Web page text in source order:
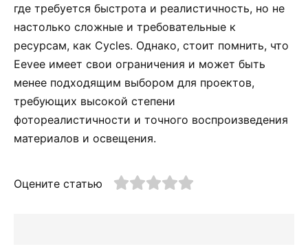
где требуется быстрота и реалистичность, но не
настолько сложные и требовательные к
ресурсам, как Cycles. Однако, стоит помнить, что
Eevee имеет свои ограничения и может быть
менее подходящим выбором для проектов,
требующих высокой степени
фотореалистичности и точного воспроизведения
материалов и освещения.
Оцените статью